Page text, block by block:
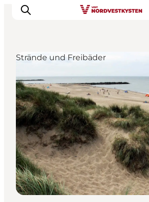
Urlaubsorte
Inspiration
Events
Unterkunft
Mach deine
Strände und Freibäder